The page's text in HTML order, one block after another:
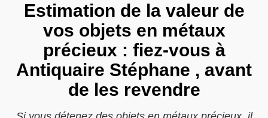
Estimation de la valeur de
vos objets en métaux
précieux : fiez-vous à
Antiquaire Stéphane , avant
de les revendre